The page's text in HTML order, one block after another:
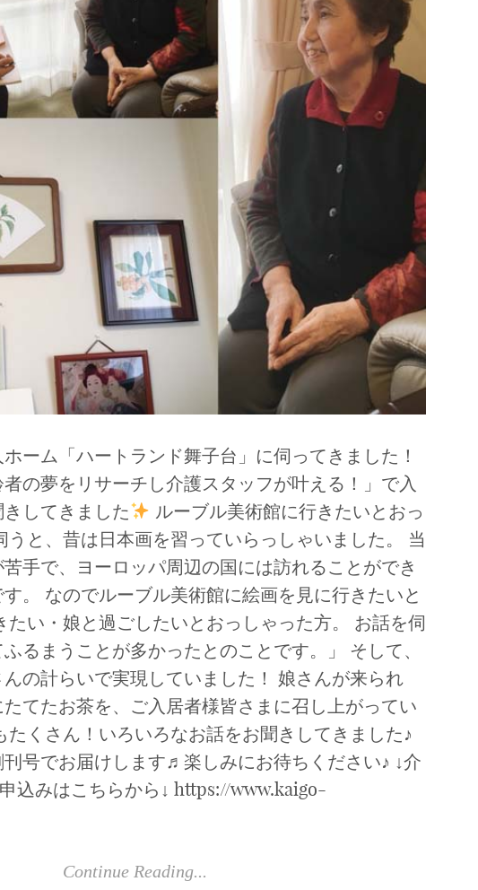
ーム「ハートランド舞子台」に伺ってきました！
の夢をリサーチし介護スタッフが叶える！」で入
してきました
ルーブル美術館に行きたいとおっ
うと、昔は日本画を習っていらっしゃいました。 当
手で、ヨーロッパ周辺の国には訪れることができ
。 なのでルーブル美術館に絵画を見に行きたいと
たい・娘と過ごしたいとおっしゃった方。 お話を伺
るまうことが多かったとのことです。」 そして、
の計らいで実現していました！ 娘さんが来られ
てたお茶を、ご入居者様皆さまに召し上がってい
たくさん！いろいろなお話をお聞きしてきました♪
号でお届けします♬楽しみにお待ちください♪ ↓介
込みはこちらから↓ https://www.kaigo-
Continue Reading...